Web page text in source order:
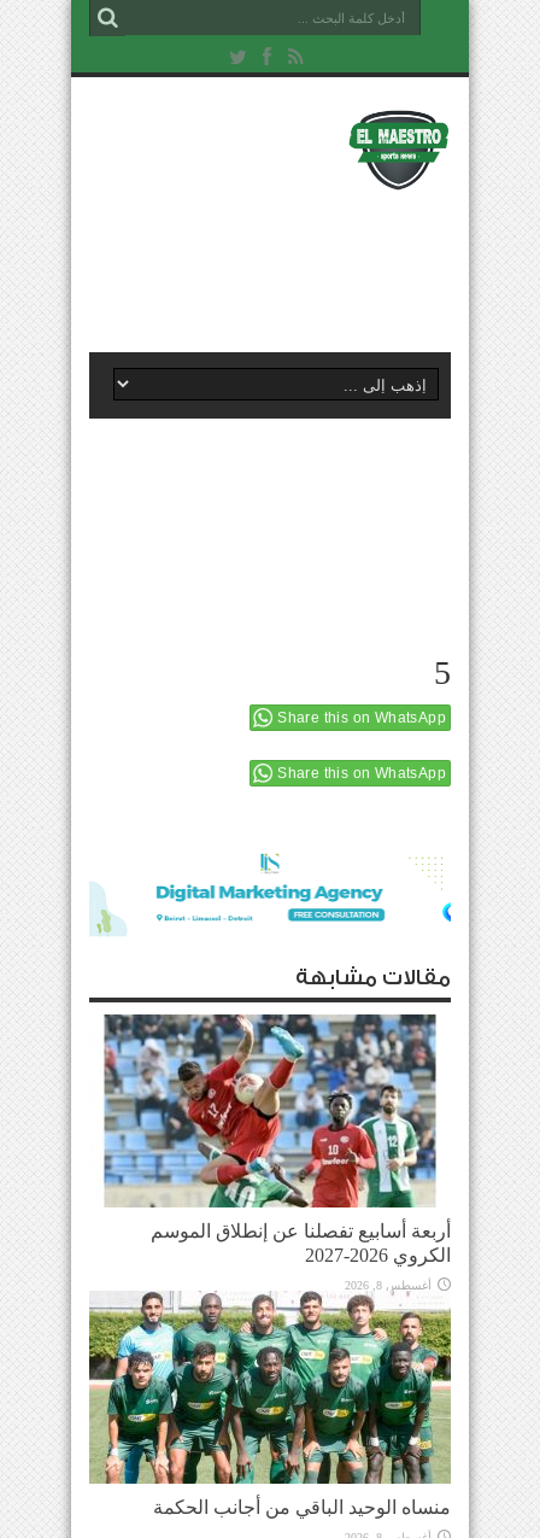
5
Share this on WhatsApp
Share this on WhatsApp
مقالات مشابهة
أربعة أسابيع تفصلنا عن إنطلاق الموسم
الكروي 2026-2027
أغسطس 8, 2026
منساه الوحيد الباقي من أجانب الحكمة